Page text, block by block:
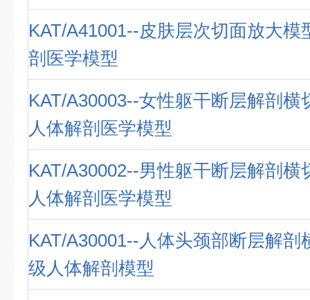
KAT/A41001--皮肤层次切面放大模
剖医学模型
KAT/A30003--女性躯干断层解剖横
人体解剖医学模型
KAT/A30002--男性躯干断层解剖横
人体解剖医学模型
KAT/A30001--人体头颈部断层解剖
级人体解剖模型